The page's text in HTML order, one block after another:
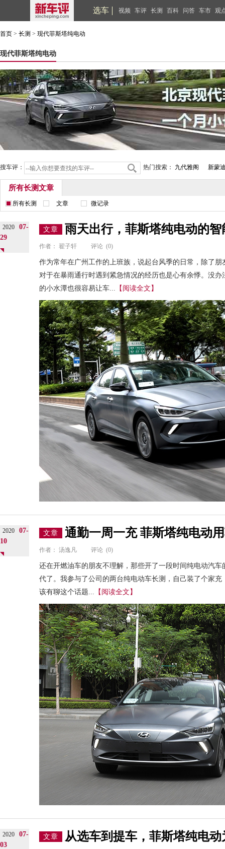
选车 视频 车评 长测 百科 问答 车市 观
首页 > 长测 > 现代菲斯塔纯电动
现代菲斯塔纯电动
搜车评： 热门搜索： 九代雅阁 新蒙
所有长测文章
所有长测 文章 微记录
2020
07-
29
文章 雨天出行，菲斯塔纯电动的
作者： 翟子轩 评论 (0)
作为常年在广州工作的上班族，说起台风季的日常，除了
对于在暴雨通行时遇到紧急情况的经历也是心有余悸。没
的小水潭也很容易让车... 【阅读全文】
2020
07-
10
文章 通勤一周一充 菲斯塔纯电动
作者： 汤逸凡 评论 (0)
还在开燃油车的朋友不理解，那些开了一段时间纯电动汽
代了。我参与了公司的两台纯电动车长测，自己装了个家
该有聊这个话题... 【阅读全文】
2020
07-
03
文章 从选车到提车，菲斯塔纯电